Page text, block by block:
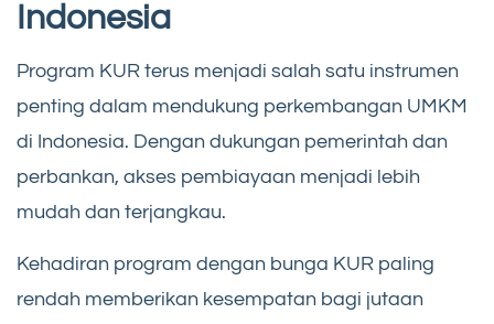
Indonesia
Program KUR terus menjadi salah satu instrumen
penting dalam mendukung perkembangan UMKM
di Indonesia. Dengan dukungan pemerintah dan
perbankan, akses pembiayaan menjadi lebih
mudah dan terjangkau.
Kehadiran program dengan bunga KUR paling
rendah memberikan kesempatan bagi jutaan